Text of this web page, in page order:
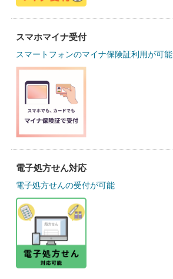
スマホマイナ受付
スマートフォンのマイナ保険証利用が可能
電子処方せん対応
電子処方せんの受付が可能